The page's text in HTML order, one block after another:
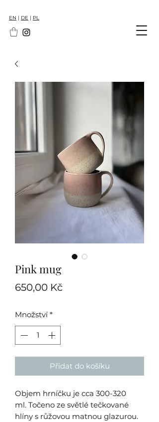
EN | DE | PL
Pink mug
650,00 KčCena
Množství *
Přidat do košíku
Objem hrníčku je cca 300-320
ml. Točeno ze světlé tečkované
hlíny s růžovou matnou glazurou.